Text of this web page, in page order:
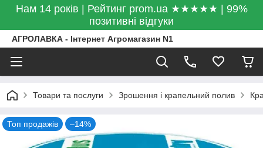
Нам 14 років | Рейтинг prom.ua ★★★★★ | 99%
позитивні відгуки
АГРОЛАВКА - Інтернет Агромагазин N1
Товари та послуги Зрошення і крапельний полив
Топ продажів –14%